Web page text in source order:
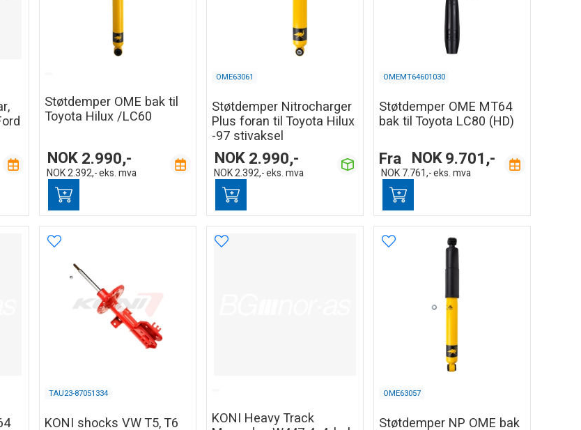
Støtdemper OME bak til
Toyota Hilux /LC60
NOK2.990,-
NOK2.392,-eks. mva
OME63061
Støtdemper Nitrocharger
Plus foran til Toyota Hilux
-97 stivaksel
NOK2.990,-
NOK2.392,-eks. mva
OMEMT64601030
Støtdemper OME MT64
bak til Toyota LC80 (HD)
Fra NOK9.701,-
NOK 7.761,-eks. mva
TAU23-87051334
KONI shocks VW T5, T6 KONI Heavy Track
OME63057
Støtdemper NP OME bak